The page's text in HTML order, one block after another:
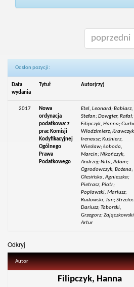
poprzedni
Odsłon pozycji:
Data
wydania
Tytuł Autor(rzy)
2017
Nowa
ordynacja
podatkowa: z
prac Komisji
Kodyfikacyjnej
Ogólnego
Prawa
Podatkowego
Etel, Leonard; Babiarz,
Stefan; Dowgier, Rafał;
Filipczyk, Hanna;
Włodzimierz;
Ireneusz; Kuśnierz,
Wiesław; Łoboda,
Marcin; Nikończyk,
Andrzej; Nita, Adam;
Ogrodowczyk, Bożena;
Olesińska, Agnieszka;
Pietrasz, Piotr;
Popławski, Mariusz;
Rudowski, Jan;
Dariusz; Taborski,
Grzegorz;
Artur
Odkryj
Autor
Filipczyk, Hanna